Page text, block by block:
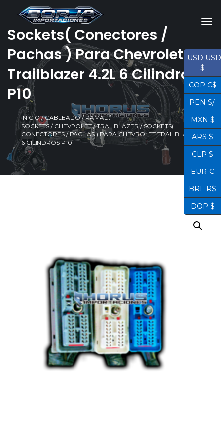
Sockets( Conectores /
Pachas ) Para Chevrolet
Trailblazer 4.2L 6 Cilindros
P10
INICIO/CABLEADO / RAMAL /
SOCKETS / CHEVROLET/TRAILBLAZER/ SOCKETS(
CONECTORES / PACHAS ) PARA CHEVROLET TRAILBLAZER 4.2L
6 CILINDROS P10
USD USD
$
COP C$
PEN S/.
MXN $
ARS $
CLP $
EUR €
BRL R$
DOP $